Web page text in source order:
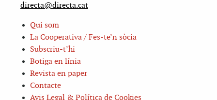
directa@directa.cat
Qui som
La Cooperativa / Fes-te’n sòcia
Subscriu-t’hi
Botiga en línia
Revista en paper
Contacte
Avis Legal & Política de Cookies